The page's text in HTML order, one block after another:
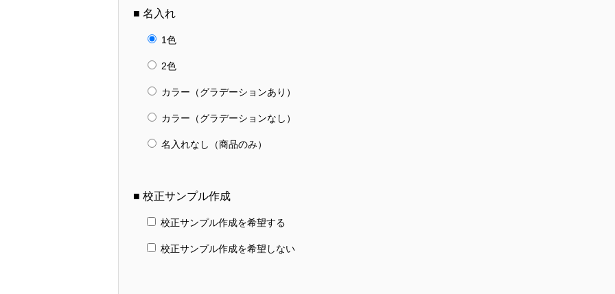
■ 名入れ
1色
2色
カラー（グラデーションあり）
カラー（グラデーションなし）
名入れなし（商品のみ）
■ 校正サンプル作成
校正サンプル作成を希望する
校正サンプル作成を希望しない